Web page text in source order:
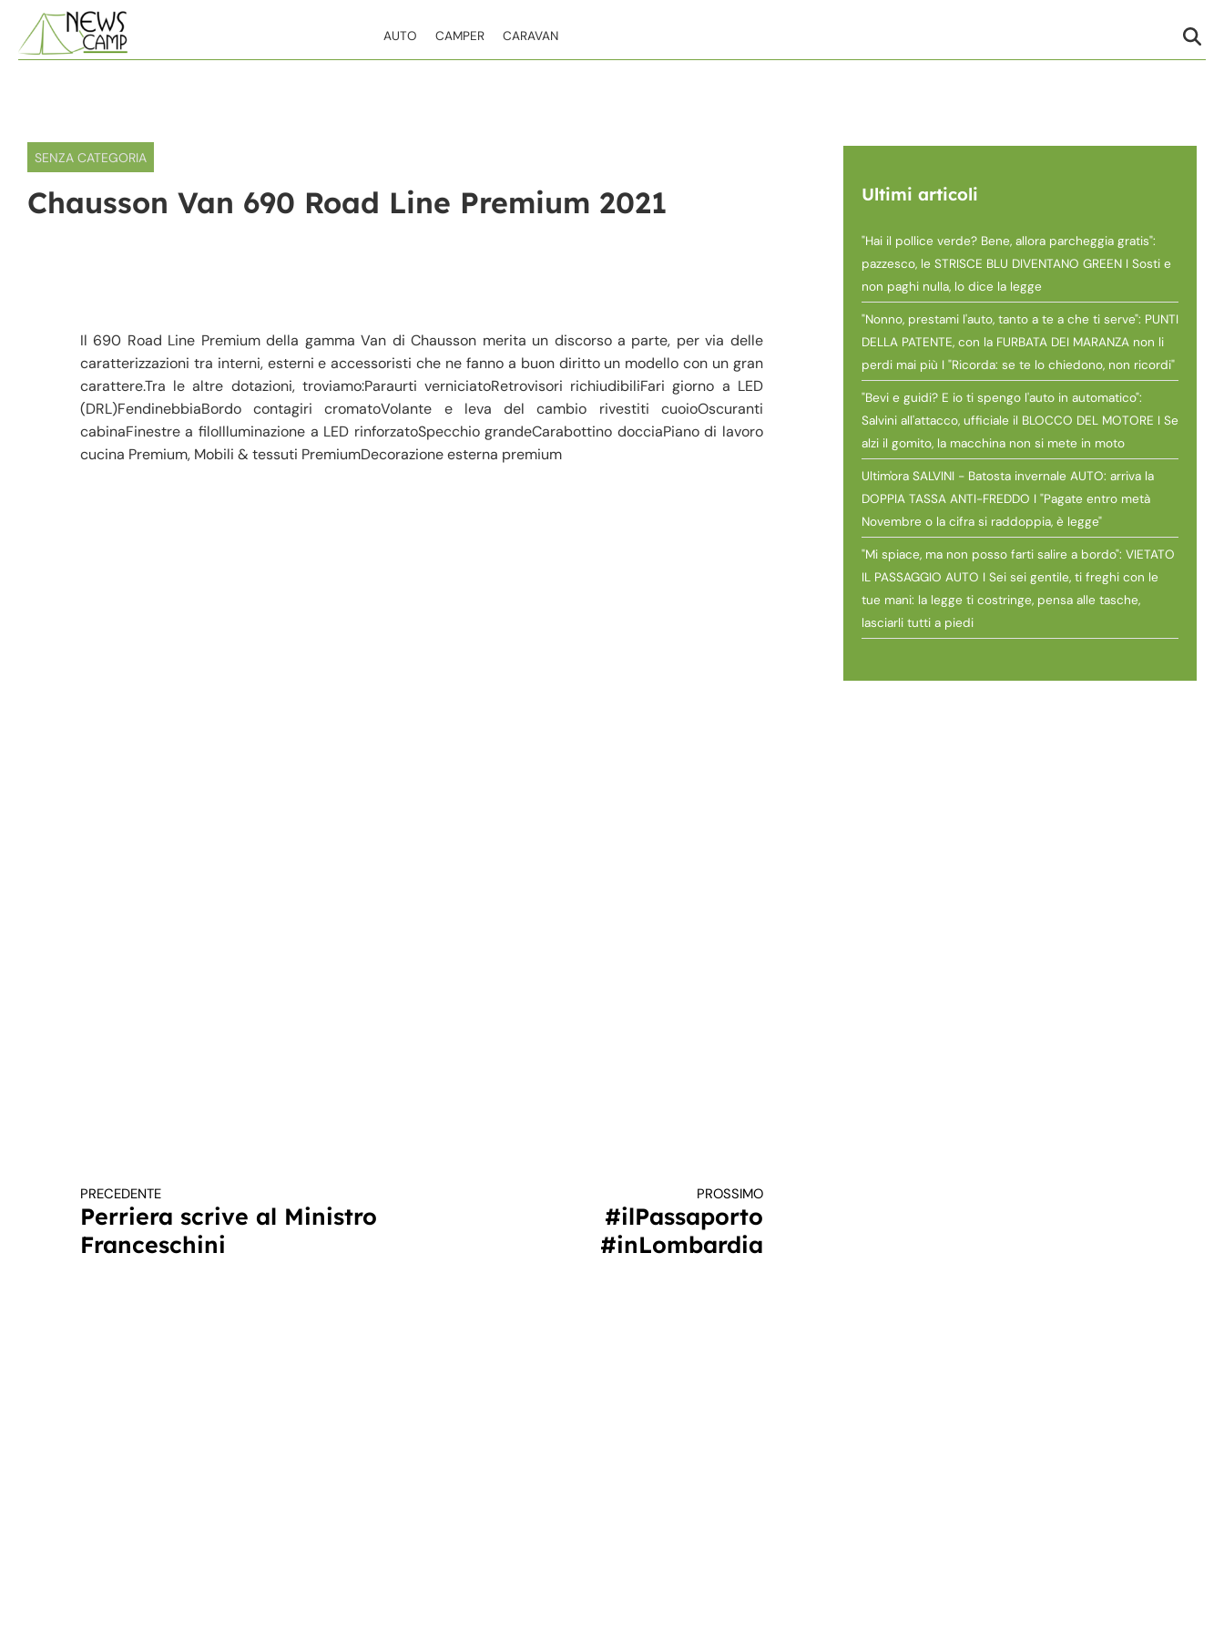
Skip to content
AUTO
CAMPER CARAVAN
SENZA CATEGORIA
Chausson Van 690 Road Line Premium 2021
Il 690 Road Line Premium della gamma Van di Chausson merita un discorso a parte, per via delle
caratterizzazioni tra interni, esterni e accessoristi che ne fanno a buon diritto un modello con un gran
carattere.Tra le altre dotazioni, troviamo:Paraurti verniciatoRetrovisori richiudibiliFari giorno a LED
(DRL)FendinebbiaBordo contagiri cromatoVolante e leva del cambio rivestiti cuoioOscuranti
cabinaFinestre a filoIlluminazione a LED rinforzatoSpecchio grandeCarabottino docciaPiano di lavoro
cucina Premium, Mobili & tessuti PremiumDecorazione esterna premium
Continua a leggere
PRECEDENTE
Perriera scrive al Ministro
Franceschini
PROSSIMO
#ilPassaporto
#inLombardia
Ultimi articoli
"Hai il pollice verde? Bene, allora parcheggia gratis":
pazzesco, le STRISCE BLU DIVENTANO GREEN I Sosti e
non paghi nulla, lo dice la legge
"Nonno, prestami l'auto, tanto a te a che ti serve": PUNTI
DELLA PATENTE, con la FURBATA DEI MARANZA non li
perdi mai più I "Ricorda: se te lo chiedono, non ricordi"
"Bevi e guidi? E io ti spengo l'auto in automatico":
Salvini all'attacco, ufficiale il BLOCCO DEL MOTORE I Se
alzi il gomito, la macchina non si mete in moto
Ultim'ora SALVINI - Batosta invernale AUTO: arriva la
DOPPIA TASSA ANTI-FREDDO I "Pagate entro metà
Novembre o la cifra si raddoppia, è legge"
"Mi spiace, ma non posso farti salire a bordo": VIETATO
IL PASSAGGIO AUTO I Sei sei gentile, ti freghi con le
tue mani: la legge ti costringe, pensa alle tasche,
lasciarli tutti a piedi